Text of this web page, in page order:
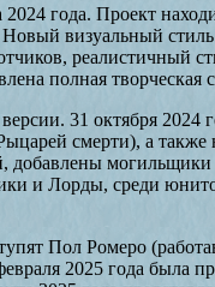
года. Проект
Новый визуальный
реалистичный
полная творческая
31 октября
смерти), а
могильщики
и Лорды, среди
Пол Ромеро
2025 года была